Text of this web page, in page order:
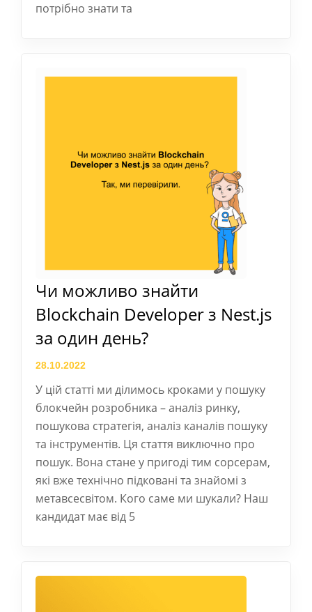
потрібно знати та
Чи можливо знайти
Blockchain Developer з Nest.js
за один день?
28.10.2022
У цій статті ми ділимось кроками у пошуку
блокчейн розробника – аналіз ринку,
пошукова стратегія, аналіз каналів пошуку
та інструментів. Ця стаття виключно про
пошук. Вона стане у пригоді тим сорсерам,
які вже технічно підковані та знайомі з
метавсесвітом. Кого саме ми шукали? Наш
кандидат має від 5